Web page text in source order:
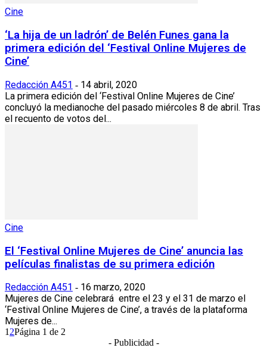
Cine
‘La hija de un ladrón’ de Belén Funes gana la
primera edición del ‘Festival Online Mujeres de
Cine’
Redacción A451 - 14 abril, 2020
La primera edición del ‘Festival Online Mujeres de Cine’
concluyó la medianoche del pasado miércoles 8 de abril. Tras
el recuento de votos del...
Cine
El ‘Festival Online Mujeres de Cine’ anuncia las
películas finalistas de su primera edición
Redacción A451 - 16 marzo, 2020
Mujeres de Cine celebrará entre el 23 y el 31 de marzo el
‘Festival Online Mujeres de Cine’, a través de la plataforma
Mujeres de...
1 2Página 1 de 2
- Publicidad -